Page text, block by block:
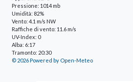
Pressione: 1014 mb
Umidità: 82%
Vento: 4.1 m/s NW
Raffiche di vento: 11.6 m/s
UV-Index: 0
Alba: 6:17
Tramonto: 20:30
© 2026 Powered by Open-Meteo